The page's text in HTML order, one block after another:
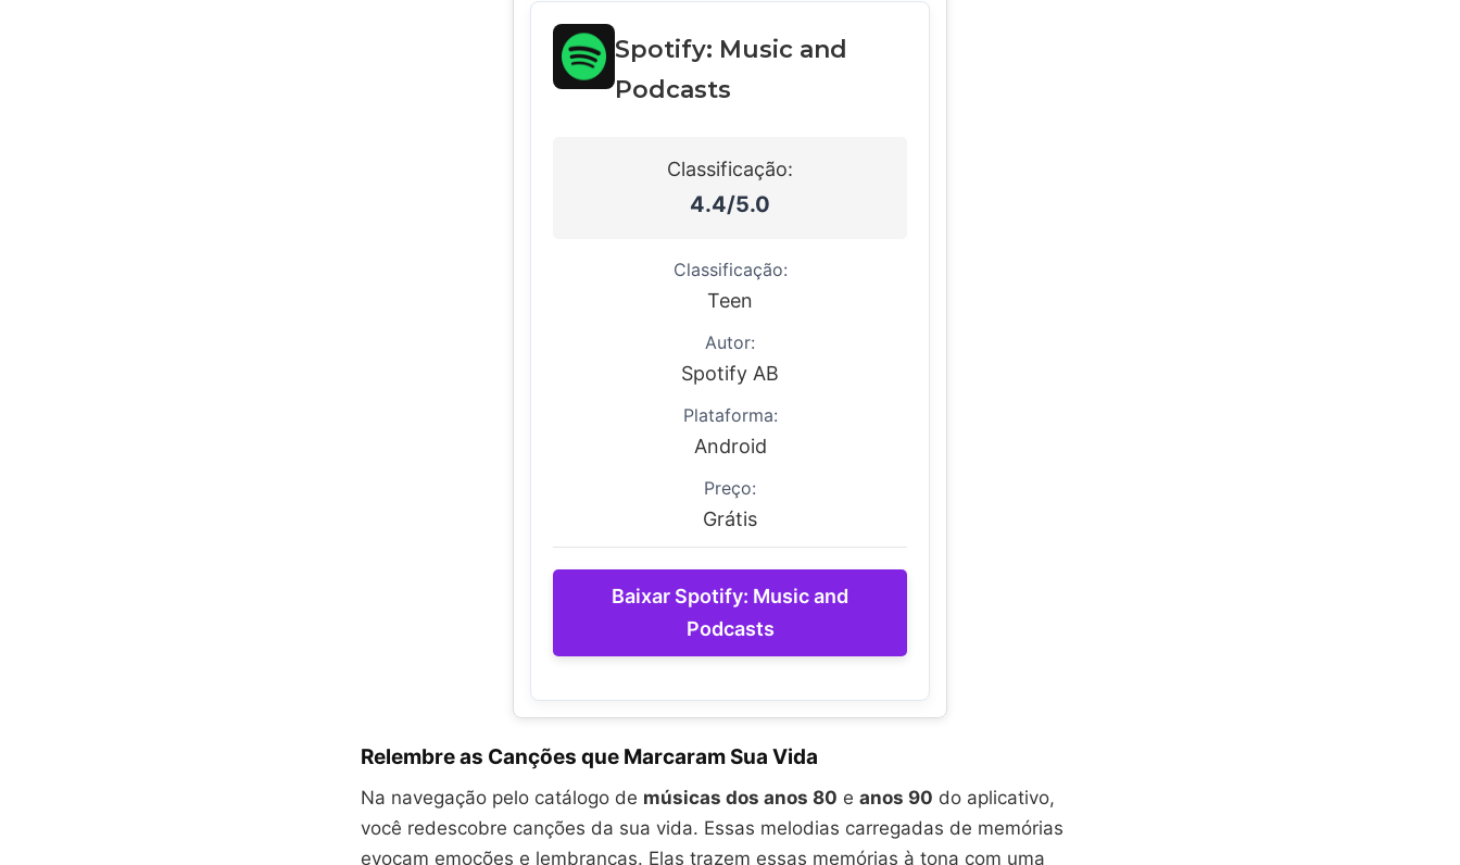
Spotify: Music and
Podcasts
Classificação:
4.4/5.0
Classificação:
Teen
Autor:
Spotify AB
Plataforma:
Android
Preço:
Grátis
Baixar Spotify: Music and
Podcasts
Relembre as Canções que Marcaram Sua Vida
Na navegação pelo catálogo de músicas dos anos 80 e anos 90 do aplicativo,
você redescobre canções da sua vida. Essas melodias carregadas de memórias
evocam emoções e lembranças. Elas trazem essas memórias à tona com uma